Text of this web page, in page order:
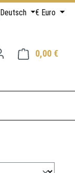
Deutsch € Euro
0 Produkte auf
0,00 €